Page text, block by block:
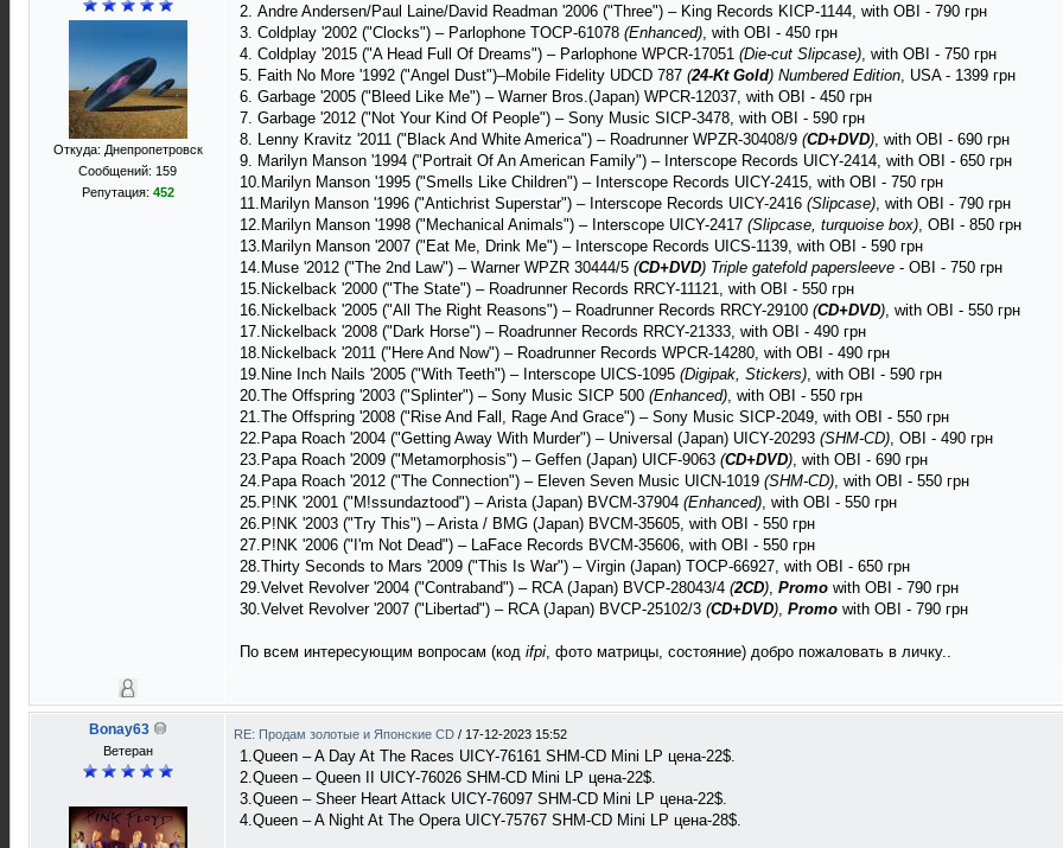
Откуда: Днепропетровск
Сообщений: 159
Репутация: 452
2. Andre Andersen/Paul Laine/David Readman '2006 ("Three") – King Records KICP-1144, with OBI - 790 грн
3. Coldplay '2002 ("Clocks") – Parlophone TOCP-61078 (Enhanced), with OBI - 450 грн
4. Coldplay '2015 ("A Head Full Of Dreams") – Parlophone WPCR-17051 (Die-cut Slipcase), with OBI - 750 грн
5. Faith No More '1992 ("Angel Dust")–Mobile Fidelity UDCD 787 (24-Kt Gold) Numbered Edition, USA - 1399 грн
6. Garbage '2005 ("Bleed Like Me") – Warner Bros.(Japan) WPCR-12037, with OBI - 450 грн
7. Garbage '2012 ("Not Your Kind Of People") – Sony Music SICP-3478, with OBI - 590 грн
8. Lenny Kravitz '2011 ("Black And White America") – Roadrunner WPZR-30408/9 (CD+DVD), with OBI - 690 грн
9. Marilyn Manson '1994 ("Portrait Of An American Family") – Interscope Records UICY-2414, with OBI - 650 грн
10.Marilyn Manson '1995 ("Smells Like Children") – Interscope Records UICY-2415, with OBI - 750 грн
11.Marilyn Manson '1996 ("Antichrist Superstar") – Interscope Records UICY-2416 (Slipcase), with OBI - 790 грн
12.Marilyn Manson '1998 ("Mechanical Animals") – Interscope UICY-2417 (Slipcase, turquoise box), OBI - 850 грн
13.Marilyn Manson '2007 ("Eat Me, Drink Me") – Interscope Records UICS-1139, with OBI - 590 грн
14.Muse '2012 ("The 2nd Law") – Warner WPZR 30444/5 (CD+DVD) Triple gatefold papersleeve - OBI - 750 грн
15.Nickelback '2000 ("The State") – Roadrunner Records RRCY-11121, with OBI - 550 грн
16.Nickelback '2005 ("All The Right Reasons") – Roadrunner Records RRCY-29100 (CD+DVD), with OBI - 550 грн
17.Nickelback '2008 ("Dark Horse") – Roadrunner Records RRCY-21333, with OBI - 490 грн
18.Nickelback '2011 ("Here And Now") – Roadrunner Records WPCR-14280, with OBI - 490 грн
19.Nine Inch Nails '2005 ("With Teeth") – Interscope UICS-1095 (Digipak, Stickers), with OBI - 590 грн
20.The Offspring '2003 ("Splinter") – Sony Music SICP 500 (Enhanced), with OBI - 550 грн
21.The Offspring '2008 ("Rise And Fall, Rage And Grace") – Sony Music SICP-2049, with OBI - 550 грн
22.Papa Roach '2004 ("Getting Away With Murder") – Universal (Japan) UICY-20293 (SHM-CD), OBI - 490 грн
23.Papa Roach '2009 ("Metamorphosis") – Geffen (Japan) UICF-9063 (CD+DVD), with OBI - 690 грн
24.Papa Roach '2012 ("The Connection") – Eleven Seven Music UICN-1019 (SHM-CD), with OBI - 550 грн
25.P!NK '2001 ("M!ssundaztood") – Arista (Japan) BVCM-37904 (Enhanced), with OBI - 550 грн
26.P!NK '2003 ("Try This") – Arista / BMG (Japan) BVCM-35605, with OBI - 550 грн
27.P!NK '2006 ("I'm Not Dead") – LaFace Records BVCM-35606, with OBI - 550 грн
28.Thirty Seconds to Mars '2009 ("This Is War") – Virgin (Japan) TOCP-66927, with OBI - 650 грн
29.Velvet Revolver '2004 ("Contraband") – RCA (Japan) BVCP-28043/4 (2CD), Promo with OBI - 790 грн
30.Velvet Revolver '2007 ("Libertad") – RCA (Japan) BVCP-25102/3 (CD+DVD), Promo with OBI - 790 грн
По всем интересующим вопросам (код ifpi, фото матрицы, состояние) добро пожаловать в личку..
Bonay63
Ветеран
RE: Продам золотые и Японские CD / 17-12-2023 15:52
1.Queen – A Day At The Races UICY-76161 SHM-CD Mini LP цена-22$.
2.Queen – Queen II UICY-76026 SHM-CD Mini LP цена-22$.
3.Queen – Sheer Heart Attack UICY-76097 SHM-CD Mini LP цена-22$.
4.Queen – A Night At The Opera UICY-75767 SHM-CD Mini LP цена-28$.